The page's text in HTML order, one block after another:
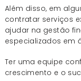
Além disso, em
contratar serviços
ajudar na gestão
especializados em
Ter uma equipe
crescimento e o